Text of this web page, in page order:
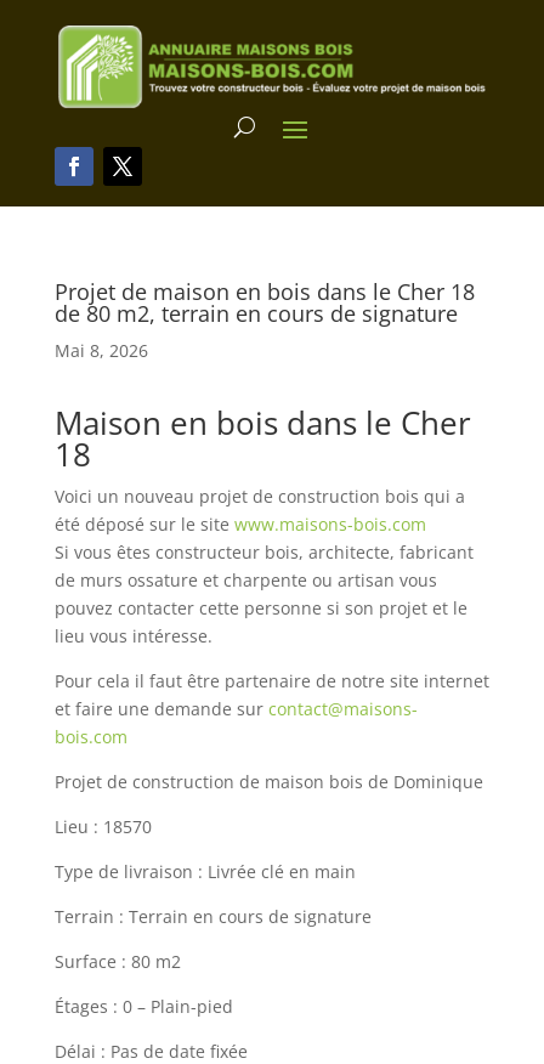
Projet de maison en bois dans le Cher 18
de 80 m2, terrain en cours de signature
Mai 8, 2026
Maison en bois dans le Cher
18
Voici un nouveau projet de construction bois qui a
été déposé sur le site www.maisons-bois.com
Si vous êtes constructeur bois, architecte, fabricant
de murs ossature et charpente ou artisan vous
pouvez contacter cette personne si son projet et le
lieu vous intéresse.
Pour cela il faut être partenaire de notre site internet
et faire une demande sur contact@maisons-
bois.com
Projet de construction de maison bois de Dominique
Lieu : 18570
Type de livraison : Livrée clé en main
Terrain : Terrain en cours de signature
Surface : 80 m2
Étages : 0 – Plain-pied
Délai : Pas de date fixée